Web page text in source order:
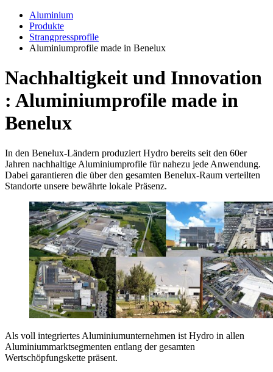
Aluminium
Produkte
Strangpressprofile
Aluminiumprofile made in Benelux
Nachhaltigkeit und Innovation
: Aluminiumprofile made in
Benelux
In den Benelux-Ländern produziert Hydro bereits seit den 60er
Jahren nachhaltige Aluminiumprofile für nahezu jede Anwendung.
Dabei garantieren die über den gesamten Benelux-Raum verteilten
Standorte unsere bewährte lokale Präsenz.
Als voll integriertes Aluminiumunternehmen ist Hydro in allen
Aluminiummarktsegmenten entlang der gesamten
Wertschöpfungskette präsent.